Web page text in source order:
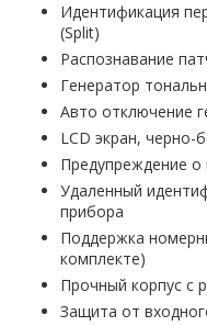
Идентификация
(Split)
Распознавание
Генератор
Авто отключение
LCD экран, черно-
Предупреждение о
Удаленный
прибора
Поддержка
комплекте)
Прочный корпус с
Защита от